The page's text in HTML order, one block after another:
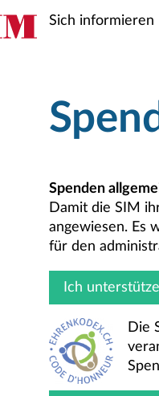
Sich informieren
Spenden
Damit die SIM
angewiesen. Es
für den
Ich
Die